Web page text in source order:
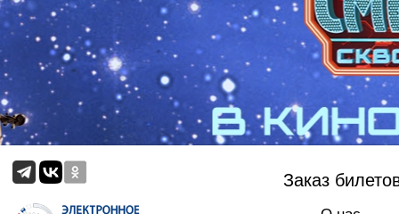
Заказ